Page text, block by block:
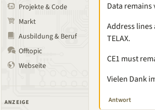
Projekte & Code
Markt
Ausbildung & Beruf
Offtopic
Webseite
ANZEIGE
Data remains
Address lines
TELAX.
CE1 must
Vielen Dank
Antwort